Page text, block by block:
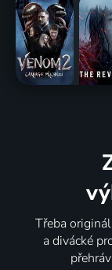
Třeba
a divácké